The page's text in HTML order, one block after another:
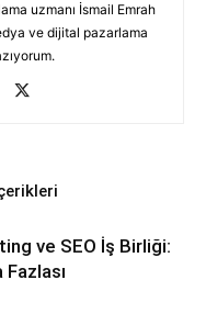
uzmanı İsmail Emrah
ve dijital pazarlama
ve SEO İş Birliği: